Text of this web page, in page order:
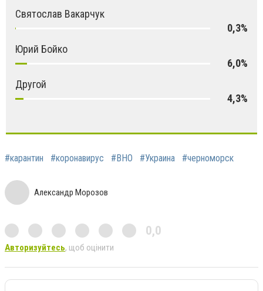
Святослав Вакарчук
0,3%
Юрий Бойко
6,0%
Другой
4,3%
#карантин #коронавирус #ВНО #Украина #черноморск
Александр Морозов
0,0
Авторизуйтесь, щоб оцінити